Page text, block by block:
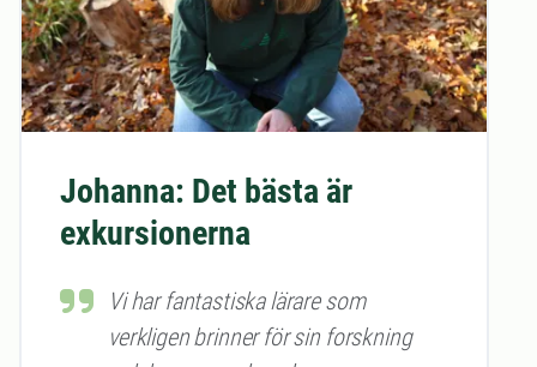
Johanna: Det bästa är
exkursionerna
Vi har fantastiska lärare som
verkligen brinner för sin forskning